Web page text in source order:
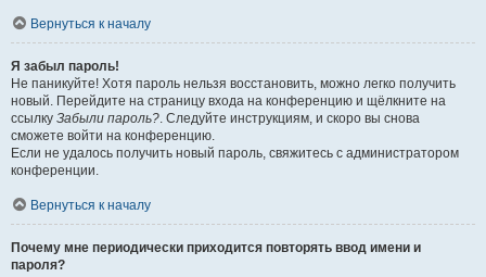
Вернуться к началу
Я забыл пароль!
Не паникуйте! Хотя пароль нельзя восстановить, можно легко получить
новый. Перейдите на страницу входа на конференцию и щёлкните на
ссылку Забыли пароль?. Следуйте инструкциям, и скоро вы снова
сможете войти на конференцию.
Если не удалось получить новый пароль, свяжитесь с администратором
конференции.
Вернуться к началу
Почему мне периодически приходится повторять ввод имени и
пароля?